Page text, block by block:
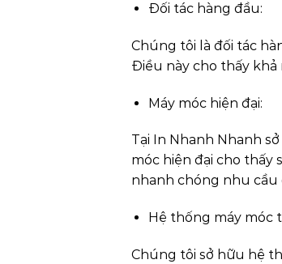
Đối tác hàng đầu:
Chúng tôi là đối tác
Điều này cho thấy khả
Máy móc hiện đại:
Tại In Nhanh Nhanh
móc hiện đại cho thấy
nhanh chóng nhu cầu
Hệ thống máy móc
Chúng tôi sở hữu hệ